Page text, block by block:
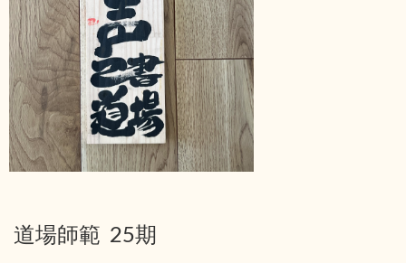
道場師範 25期